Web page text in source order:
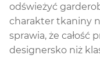
odświeżyć
charakter tkaniny
sprawia, że całość
designersko niż